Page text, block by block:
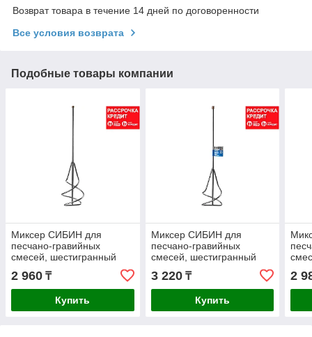
Возврат товара в течение 14 дней по договоренности
Все условия возврата
Подобные товары компании
Миксер СИБИН для
песчано-гравийных
смесей, шестигранный
(06048-10-45)
2 960 ₸
Купить
Миксер СИБИН для
песчано-гравийных
смесей, шестигранный
(06048-12-50)
3 220₸
Купить
2